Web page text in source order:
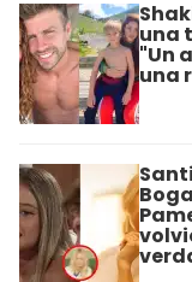
una
"Un
una